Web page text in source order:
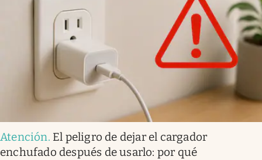
Atención. El peligro de dejar el cargador
enchufado después de usarlo: por qué